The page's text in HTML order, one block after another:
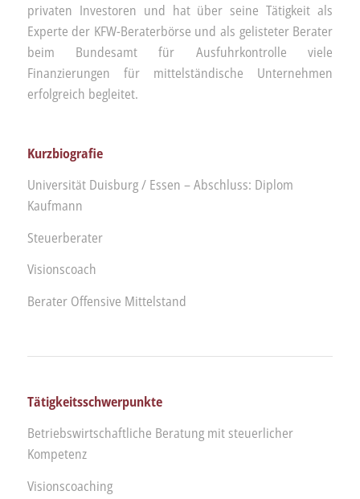
privaten Investoren und hat über seine Tätigkeit als
Experte der KFW-Beraterbörse und als gelisteter Berater
beim Bundesamt für Ausfuhrkontrolle viele
Finanzierungen für mittelständische Unternehmen
erfolgreich begleitet.
Kurzbiografie
Universität Duisburg / Essen – Abschluss: Diplom
Kaufmann
Steuerberater
Visionscoach
Berater Offensive Mittelstand
Tätigkeitsschwerpunkte
Betriebswirtschaftliche Beratung mit steuerlicher
Kompetenz
Visionscoaching